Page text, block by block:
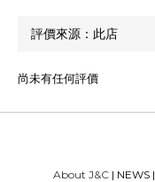
尚未有任何評價
About J&C | NEWS |